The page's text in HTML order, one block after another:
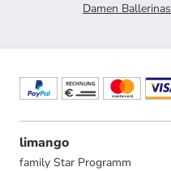
Damen Ballerinas
limango
family Star Programm